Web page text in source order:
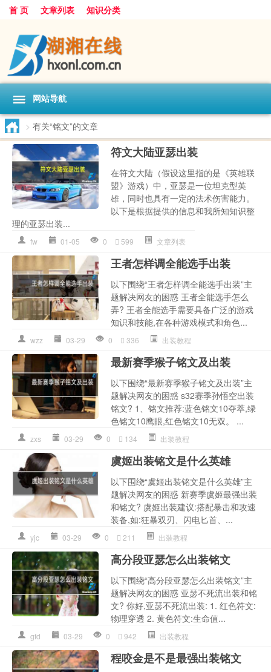
首 页 文章列表 知识分类
网站导航
> 有关“铭文”的文章
符文大陆亚瑟出装
在符文大陆（假设这里指的是《英雄联
盟》游戏）中，亚瑟是一位坦克型英
雄，同时也具有一定的法术伤害能力。
以下是根据提供的信息和我所知知识整
理的亚瑟出装...
fw 01-05 0 599 文章列表
王者怎样调全能选手出装
以下围绕“王者怎样调全能选手出装”主
题解决网友的困惑 王者全能选手怎么
弄? 王者全能选手需要具备广泛的游戏
知识和技能,在各种游戏模式和角色...
wzz 03-29 0 336 出装教程
最新赛季猴子铭文及出装
以下围绕“最新赛季猴子铭文及出装”主
题解决网友的困惑 s32赛季孙悟空出装
铭文? 1、铭文推荐:蓝色铭文10夺萃,绿
色铭文10鹰眼,红色铭文10无双。 ...
zxs 03-29 0 134 出装教程
虞姬出装铭文是什么英雄
以下围绕“虞姬出装铭文是什么英雄”主
题解决网友的困惑 新赛季虞姬最强出装
和铭文? 虞姬出装建议:搭配暴击和攻速
装备,如:狂暴双刃、闪电匕首、...
yjc 03-29 0 211 出装教程
高分段亚瑟怎么出装铭文
以下围绕“高分段亚瑟怎么出装铭文”主
题解决网友的困惑 亚瑟不死流出装和铭
文? 你好,亚瑟不死流出装: 1. 红色符文:
物理穿透 2. 黄色符文:生命值...
gfd 03-29 0 942 出装教程
程咬金是不是最强出装铭文